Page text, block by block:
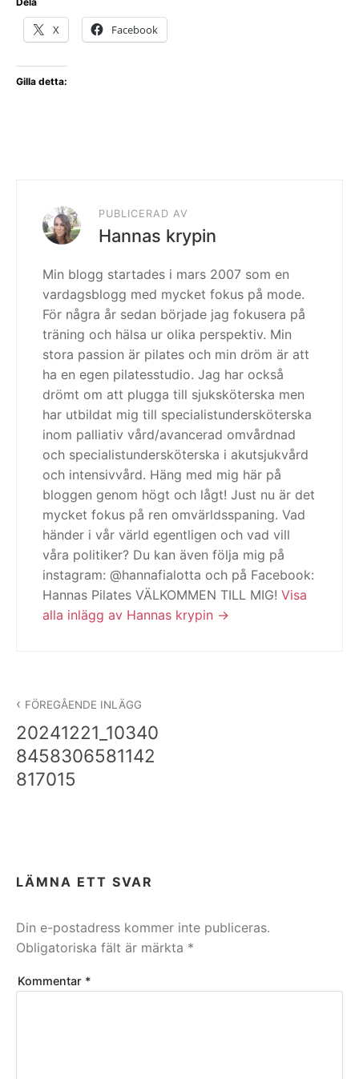
X Facebook
Gilla detta:
PUBLICERAD AV
Hannas krypin
Min blogg startades i mars 2007 som en
vardagsblogg med mycket fokus på mode.
För några år sedan började jag fokusera på
träning och hälsa ur olika perspektiv. Min
stora passion är pilates och min dröm är att
ha en egen pilatesstudio. Jag har också
drömt om att plugga till sjuksköterska men
har utbildat mig till specialistundersköterska
inom palliativ vård/avancerad omvårdnad
och specialistundersköterska i akutsjukvård
och intensivvård. Häng med mig här på
bloggen genom högt och lågt! Just nu är det
mycket fokus på ren omvärldsspaning. Vad
händer i vår värld egentligen och vad vill
våra politiker? Du kan även följa mig på
instagram: @hannafialotta och på Facebook:
Hannas Pilates VÄLKOMMEN TILL MIG! Visa
alla inlägg av Hannas krypin
FÖREGÅENDE INLÄGG
20241221_10340
8458306581142
817015
LÄMNA ETT SVAR
Din e-postadress kommer inte publiceras.
Obligatoriska fält är märkta *
Kommentar *